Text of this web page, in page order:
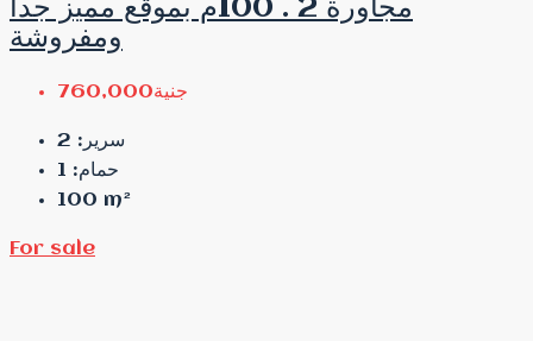
مجاورة 2 . 100م بموقع مميز جداً
ومفروشة
جنية760,000
سرير: 2
حمام: 1
100 m²
For sale